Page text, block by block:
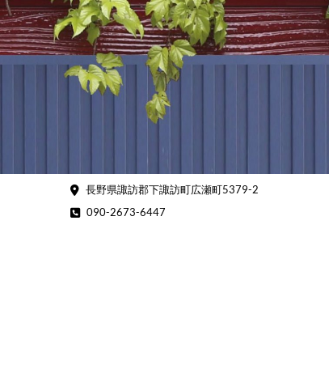
Skip
to
content
長野県諏訪郡下諏訪町広瀬町5379-2
090-2673-6447